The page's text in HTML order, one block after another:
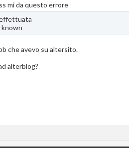
mi da questo errore
che avevo su altersito.
alterblog?